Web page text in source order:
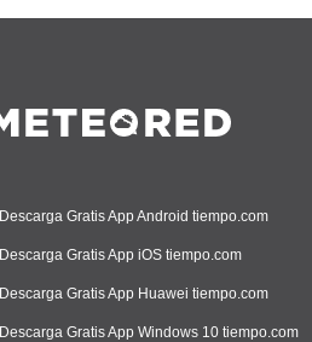
Descarga Gratis App Android tiempo.com
Descarga Gratis App iOS tiempo.com
Descarga Gratis App Huawei tiempo.com
Descarga Gratis App Windows 10 tiempo.com